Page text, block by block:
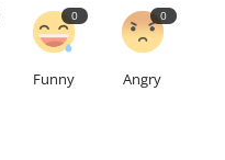
0
Funny
0
Angry